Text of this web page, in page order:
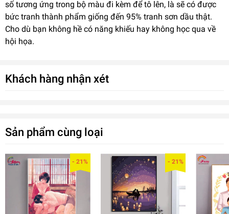
số tương ứng trong bộ màu đi kèm để tô lên, là sẽ có được
bức tranh thành phẩm giống đến 95% tranh sơn dầu thật.
Cho dù bạn không hề có năng khiếu hay không học qua về
hội họa.
Khách hàng nhận xét
Sản phẩm cùng loại
- 21% - 21%